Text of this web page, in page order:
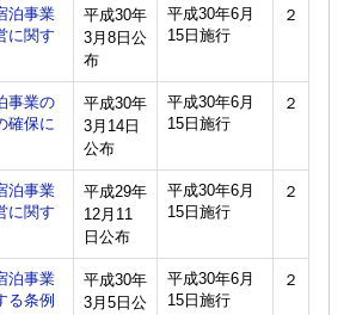
泊事業
に関す
平成30年
3月8日公
布
平成30年6月
15日施行
２
事業の
確保に
平成30年
3月14日
公布
平成30年6月
15日施行
２
泊事業
に関す
平成29年
12月11
日公布
平成30年6月
15日施行
２
泊事業
る条例
平成30年
3月5日公
平成30年6月
15日施行
２